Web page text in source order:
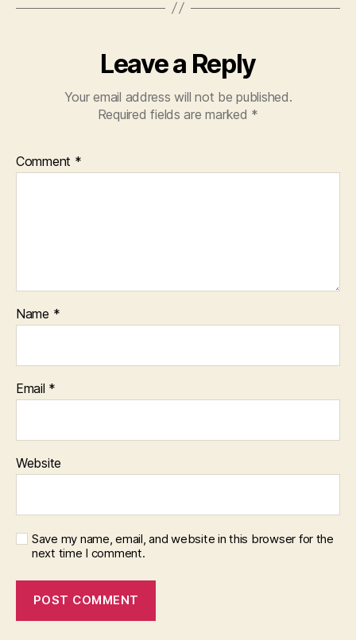
Leave a Reply
Your email address will not be published.
Required fields are marked *
Comment *
Name *
Email *
Website
Save my name, email, and website in this browser for the
next time I comment.